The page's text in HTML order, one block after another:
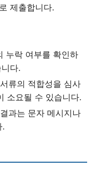
제출합니다.
누락 여부를 확인하
다.
류의 적합성을 심사
소요될 수 있습니다.
과는 문자 메시지나
.